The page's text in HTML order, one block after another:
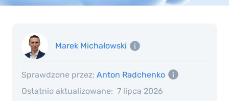
Marek Michałowski
Ostatnio aktualizowane: 7 lipca 2026
Sprawdzone przez: Anton Radchenko